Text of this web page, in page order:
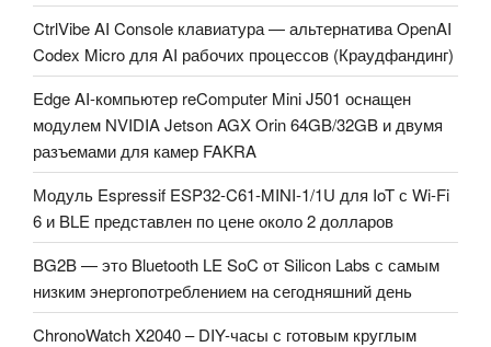
CtrlVibe AI Console клавиатура — альтернатива OpenAI
Codex Micro для AI рабочих процессов (Краудфандинг)
Edge AI-компьютер reComputer Mini J501 оснащен
модулем NVIDIA Jetson AGX Orin 64GB/32GB и двумя
разъемами для камер FAKRA
Модуль Espressif ESP32-C61-MINI-1/1U для IoT с Wi-Fi
6 и BLE представлен по цене около 2 долларов
BG2B — это Bluetooth LE SoC от Silicon Labs с самым
низким энергопотреблением на сегодняшний день
ChronoWatch X2040 – DIY-часы с готовым круглым